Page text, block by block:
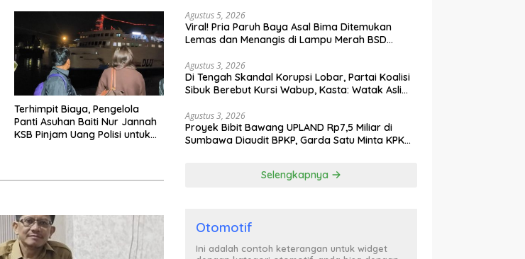
Terhimpit Biaya, Pengelola
Panti Asuhan Baiti Nur Jannah
KSB Pinjam Uang Polisi untuk
Agustus 5, 2026
Viral! Pria Paruh Baya Asal Bima Ditemukan
Lemas dan Menangis di Lampu Merah BSD
Agustus 3, 2026
Di Tengah Skandal Korupsi Lobar, Partai Koalisi
Sibuk Berebut Kursi Wabup, Kasta: Watak Asli
Agustus 3, 2026
Proyek Bibit Bawang UPLAND Rp7,5 Miliar di
Sumbawa Diaudit BPKP, Garda Satu Minta KPK
Selengkapnya
Otomotif
Ini adalah contoh keterangan untuk widget